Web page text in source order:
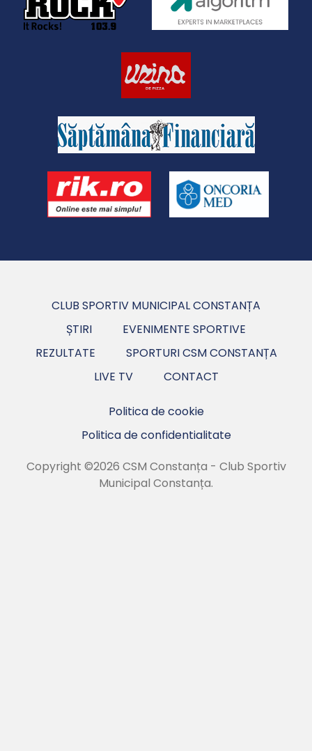
CLUB SPORTIV MUNICIPAL CONSTANȚA
ȘTIRI
EVENIMENTE SPORTIVE
REZULTATE
SPORTURI CSM CONSTANȚA
LIVE TV
CONTACT
Politica de cookie
Politica de confidentialitate
Copyright ©2026 CSM Constanța - Club Sportiv
Municipal Constanța.